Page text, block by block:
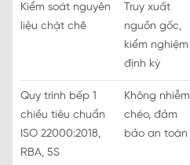
Kiểm soát nguyên
liệu chặt chẽ
Truy xuất
nguồn gốc,
kiểm nghiệm
định kỳ
Quy trình bếp 1
chiều tiêu chuẩn
ISO 22000:2018,
RBA, 5S
Không nhiễm
chéo, đảm
bảo an toàn